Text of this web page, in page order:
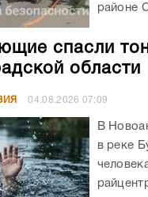
районе
спасли
области
04.08.2026 07:09
В
в реке